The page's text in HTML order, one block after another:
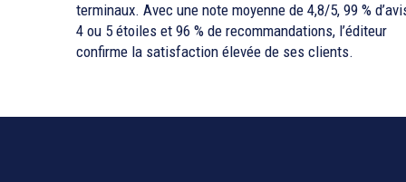
terminaux. Avec une note moyenne de 4,8/5, 99 %
4 ou 5 étoiles et 96 % de recommandations, l’éditeur
confirme la satisfaction élevée de ses clients.